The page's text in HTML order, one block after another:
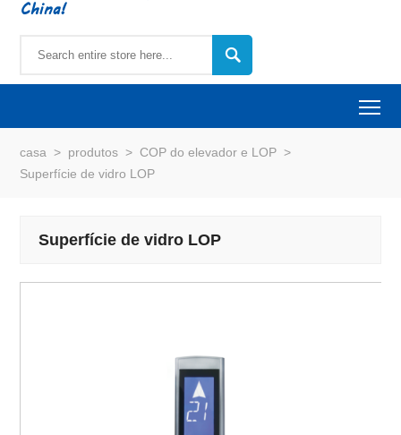
China!

casa > produtos > COP do elevador e LOP >
Superfície de vidro LOP
Superfície de vidro LOP